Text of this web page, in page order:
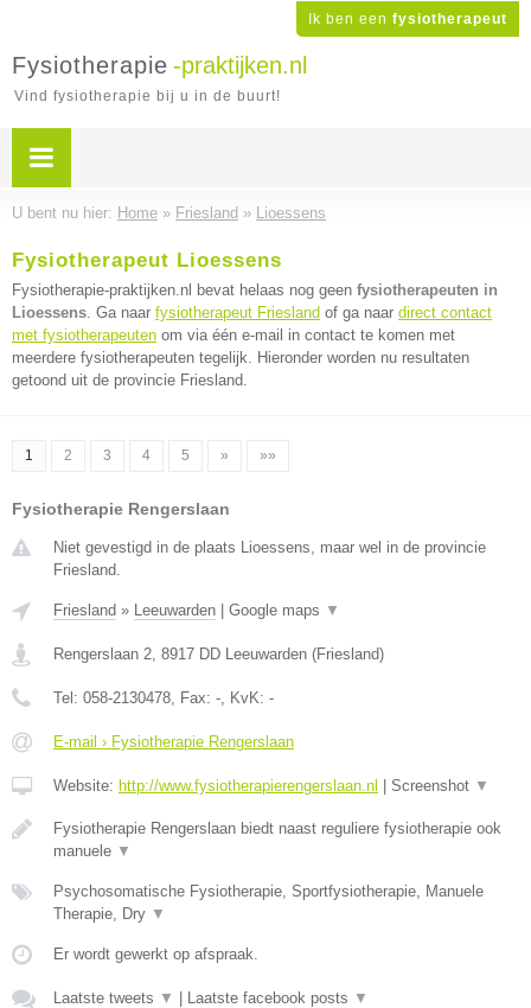
Ik ben een fysiotherapeut
Fysiotherapie -praktijken.nl
Vind fysiotherapie bij u in de buurt!
U bent nu hier: Home » Friesland » Lioessens
Fysiotherapeut Lioessens
Fysiotherapie-praktijken.nl bevat helaas nog geen fysiotherapeuten in
Lioessens. Ga naar fysiotherapeut Friesland of ga naar direct contact
met fysiotherapeuten om via één e-mail in contact te komen met
meerdere fysiotherapeuten tegelijk. Hieronder worden nu resultaten
getoond uit de provincie Friesland.
1 2 3 4 5 » »»
Fysiotherapie Rengerslaan
Niet gevestigd in de plaats Lioessens, maar wel in de provincie
Friesland.
Friesland » Leeuwarden Google maps ▼
Rengerslaan 2, 8917 DD Leeuwarden (Friesland)
Tel: 058-2130478, Fax: -, KvK: -
E-mail › Fysiotherapie Rengerslaan
Website: http://www.fysiotherapierengerslaan.nl Screenshot ▼
Fysiotherapie Rengerslaan biedt naast reguliere fysiotherapie ook
manuele ▼
Psychosomatische Fysiotherapie, Sportfysiotherapie, Manuele
Therapie, Dry ▼
Er wordt gewerkt op afspraak.
Laatste tweets ▼ Laatste facebook posts ▼